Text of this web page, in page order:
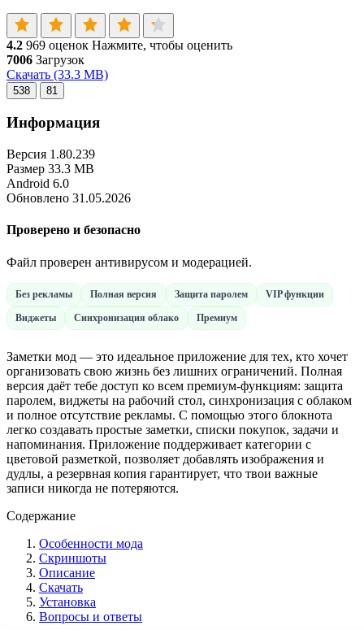
4.2 969 оценок Нажмите, чтобы оценить
7006 Загрузок
Скачать (33.3 MB)
538 81
Информация
Версия 1.80.239
Размер 33.3 MB
Android 6.0
Обновлено 31.05.2026
Проверено и безопасно
Файл проверен антивирусом и модерацией.
Без рекламы Полная версия Защита паролем VIP функции
Виджеты Синхронизация облако Премиум
Заметки мод — это идеальное приложение для тех, кто хочет
организовать свою жизнь без лишних ограничений. Полная
версия даёт тебе доступ ко всем премиум-функциям: защита
паролем, виджеты на рабочий стол, синхронизация с облаком
и полное отсутствие рекламы. С помощью этого блокнота
легко создавать простые заметки, списки покупок, задачи и
напоминания. Приложение поддерживает категории с
цветовой разметкой, позволяет добавлять изображения и
дудлы, а резервная копия гарантирует, что твои важные
записи никогда не потеряются.
Содержание
Особенности мода
Скриншоты
Описание
Скачать
Установка
Вопросы и ответы